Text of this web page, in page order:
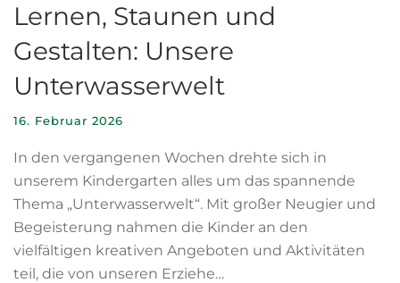
Lernen, Staunen und
Gestalten: Unsere
Unterwasserwelt
16. Februar 2026
In den vergangenen Wochen drehte sich in
unserem Kindergarten alles um das spannende
Thema „Unterwasserwelt“. Mit großer Neugier und
Begeisterung nahmen die Kinder an den
vielfältigen kreativen Angeboten und Aktivitäten
teil, die von unseren Erziehe…